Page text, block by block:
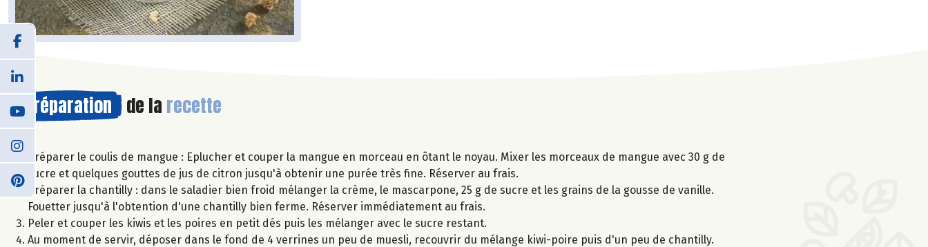
Préparation de la recette
Préparer le coulis de mangue : Eplucher et couper la mangue en morceau en ôtant le noyau. Mixer les morceaux de mangue avec 30 g de
sucre et quelques gouttes de jus de citron jusqu'à obtenir une purée très fine. Réserver au frais.
Préparer la chantilly : dans le saladier bien froid mélanger la crème, le mascarpone, 25 g de sucre et les grains de la gousse de vanille.
Fouetter jusqu'à l'obtention d'une chantilly bien ferme. Réserver immédiatement au frais.
Peler et couper les kiwis et les poires en petit dés puis les mélanger avec le sucre restant.
Au moment de servir, déposer dans le fond de 4 verrines un peu de muesli, recouvrir du mélange kiwi-poire puis d'un peu de chantilly.